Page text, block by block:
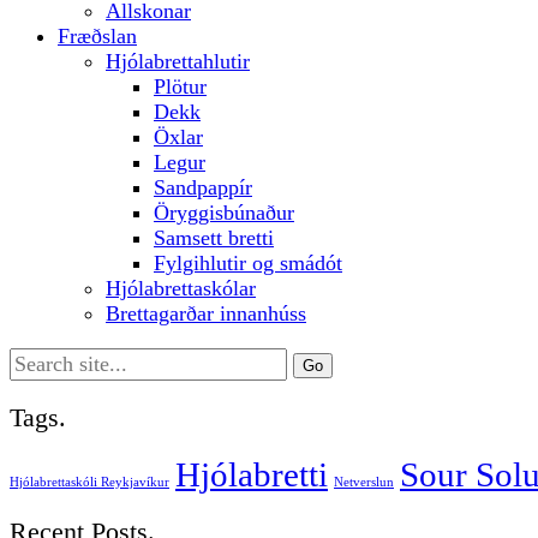
Allskonar
Fræðslan
Hjólabrettahlutir
Plötur
Dekk
Öxlar
Legur
Sandpappír
Öryggisbúnaður
Samsett bretti
Fylgihlutir og smádót
Hjólabrettaskólar
Brettagarðar innanhúss
Search
for:
Tags.
Hjólabrettaskóli Reykjavíkur Hjólabretti Netverslun Sour
Recent Posts.